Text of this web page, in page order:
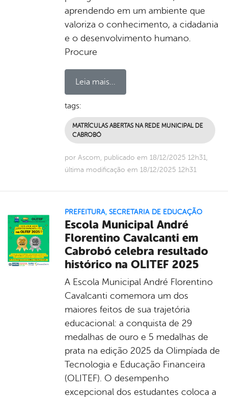
aprendendo em um ambiente que
valoriza o conhecimento, a cidadania
e o desenvolvimento humano.
Procure
Leia mais...
tags:
MATRÍCULAS ABERTAS NA REDE MUNICIPAL DE
CABROBÓ
por Ascom, publicado em 18/12/2025 12h31,
última modificação em 18/12/2025 12h31
PREFEITURA, SECRETARIA DE EDUCAÇÃO
Escola Municipal André
Florentino Cavalcanti em
Cabrobó celebra resultado
histórico na OLITEF 2025
A Escola Municipal André Florentino
Cavalcanti comemora um dos
maiores feitos de sua trajetória
educacional: a conquista de 29
medalhas de ouro e 5 medalhas de
prata na edição 2025 da Olimpíada de
Tecnologia e Educação Financeira
(OLITEF). O desempenho
excepcional dos estudantes coloca a